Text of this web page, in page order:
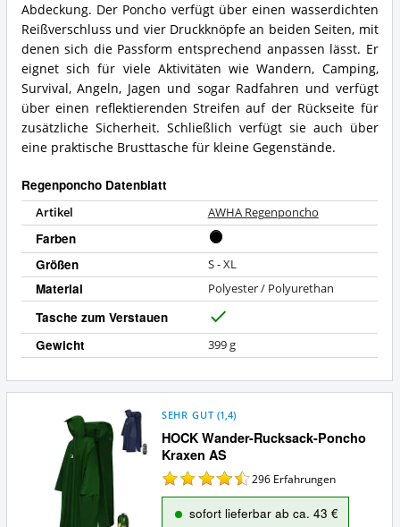
Abdeckung. Der Poncho verfügt über einen wasserdichten
Reißverschluss und vier Druckknöpfe an beiden Seiten, mit
denen sich die Passform entsprechend anpassen lässt. Er
eignet sich für viele Aktivitäten wie Wandern, Camping,
Survival, Angeln, Jagen und sogar Radfahren und verfügt
über einen reflektierenden Streifen auf der Rückseite für
zusätzliche Sicherheit. Schließlich verfügt sie auch über
eine praktische Brusttasche für kleine Gegenstände.
Regenponcho Datenblatt
Artikel AWHA Regenponcho
Farben
Größen
S - XL
Material Polyester / Polyurethan
Tasche zum Verstauen
a
Gewicht 399 g
HOCK Wander-Rucksack-Poncho
Kraxen AS
SEHR GUT (1,4)
296 Erfahrungen
sofort lieferbar ab ca. 43 €